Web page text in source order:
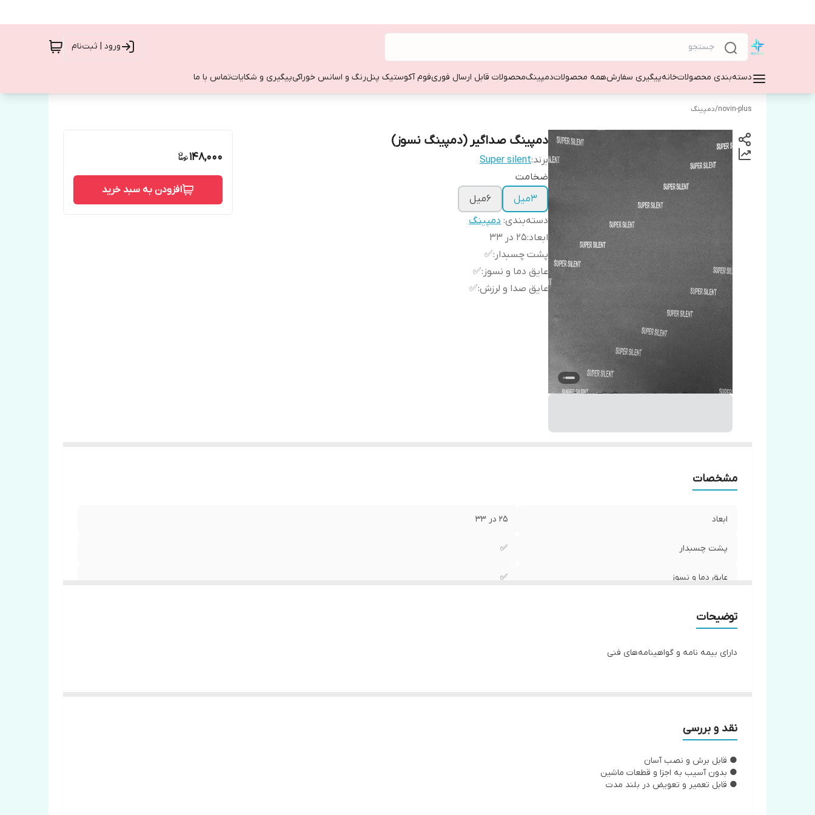
ورود | ثبت‌نام
دسته‌بندی محصولاتخانهپیگیری سفارشهمه محصولاتدمپینگمحصولات قابل ارسال فوریفوم آکوستیک پنلرنگ و اسانس خوراکیپیگیری و شکایاتتماس با ما
novin-plus
/دمپینگ
دمپینگ صداگیر (دمپینگ نسوز)
برند:Super silent
ضخامت
۳میل
۶میل
دسته‌بندی: دمپینگ
ابعاد:۲۵ در ۳۳
پشت چسبدار :
✅
عایق دما و نسوز :
✅
عایق صدا و لرزش:
✅
148,000
افزودن به سبد خرید
مشخصات
ابعاد ۲۵ در ۳۳
پشت چسبدار ✅
عایق دما و نسوز ✅
توضیحات
دارای بیمه نامه و گواهینامه‌های فنی
نقد و بررسی
● قابل برش و نصب آسان
● بدون آسیب به اجزا و قطعات ماشین
● قابل تعمیر و تعویض در بلند مدت